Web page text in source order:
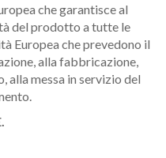
che garantisce al
del prodotto a tutte le
Europea che prevedono il
alla fabbricazione,
alla messa in servizio del